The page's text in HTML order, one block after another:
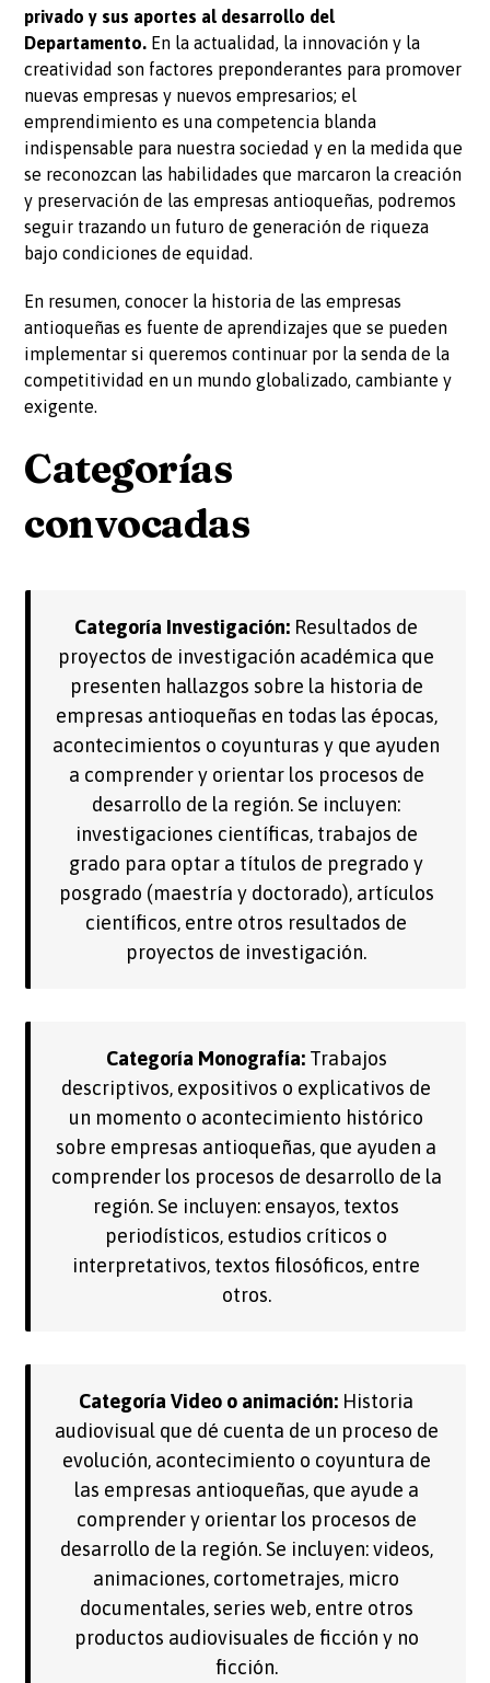
privado y sus aportes al desarrollo del
Departamento. En la actualidad, la innovación y la
creatividad son factores preponderantes para promover
nuevas empresas y nuevos empresarios; el
emprendimiento es una competencia blanda
indispensable para nuestra sociedad y en la medida que
se reconozcan las habilidades que marcaron la creación
y preservación de las empresas antioqueñas, podremos
seguir trazando un futuro de generación de riqueza
bajo condiciones de equidad.
En resumen, conocer la historia de las empresas
antioqueñas es fuente de aprendizajes que se pueden
implementar si queremos continuar por la senda de la
competitividad en un mundo globalizado, cambiante y
exigente.
Categorías
convocadas
Categoría Investigación: Resultados de
proyectos de investigación académica que
presenten hallazgos sobre la historia de
empresas antioqueñas en todas las épocas,
acontecimientos o coyunturas y que ayuden
a comprender y orientar los procesos de
desarrollo de la región. Se incluyen:
investigaciones científicas, trabajos de
grado para optar a títulos de pregrado y
posgrado (maestría y doctorado), artículos
científicos, entre otros resultados de
proyectos de investigación.
Categoría Monografía:Trabajos
descriptivos, expositivos o explicativos de
un momento o acontecimiento histórico
sobre empresas antioqueñas, que ayuden a
comprender los procesos de desarrollo de la
región. Se incluyen: ensayos, textos
periodísticos, estudios críticos o
interpretativos, textos filosóficos, entre
otros.
Categoría Video o animación: Historia
audiovisual que dé cuenta de un proceso de
evolución, acontecimiento o coyuntura de
las empresas antioqueñas, que ayude a
comprender y orientar los procesos de
desarrollo de la región. Se incluyen: videos,
animaciones, cortometrajes, micro
documentales, series web, entre otros
productos audiovisuales de ficción y no
ficción.